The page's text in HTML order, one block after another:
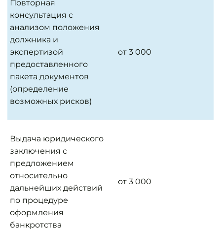
Повторная
консультация с
анализом положения
должника и
экспертизой
предоставленного
пакета документов
(определение
возможных рисков)
от 3 000
Выдача юридического
заключения с
предложением
относительно
дальнейших действий
по процедуре
оформления
банкротства
от 3 000